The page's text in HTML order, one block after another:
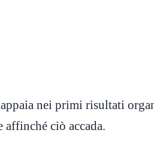
nei primi risultati
ciò accada.